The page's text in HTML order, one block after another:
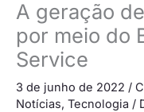
A geração
por meio do
Service
3 de junho de 2022 /
Notícias, Tecnologia /